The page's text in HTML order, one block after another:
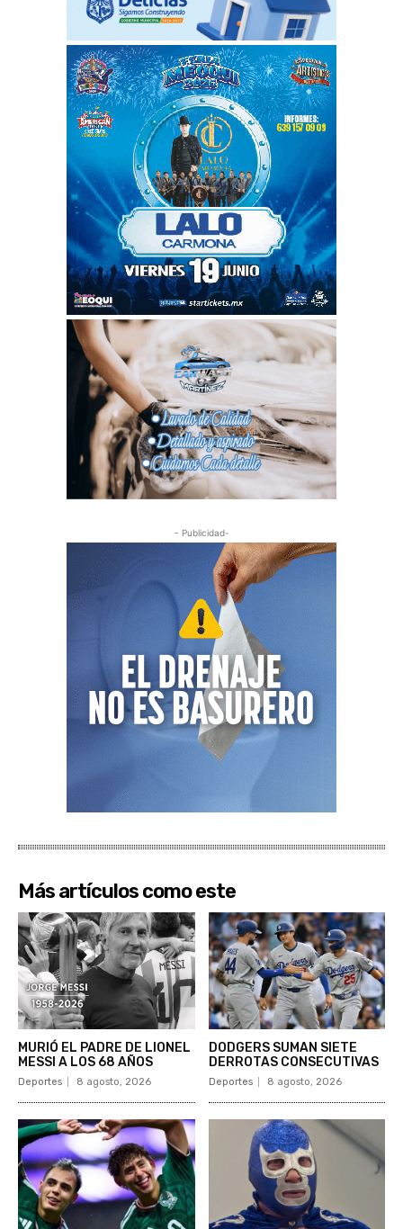
- Publicidad-
Más artículos como este
MURIÓ EL PADRE DE LIONEL
MESSI A LOS 68 AÑOS
Deportes 8 agosto, 2026
DODGERS SUMAN SIETE
DERROTAS CONSECUTIVAS
Deportes 8 agosto, 2026